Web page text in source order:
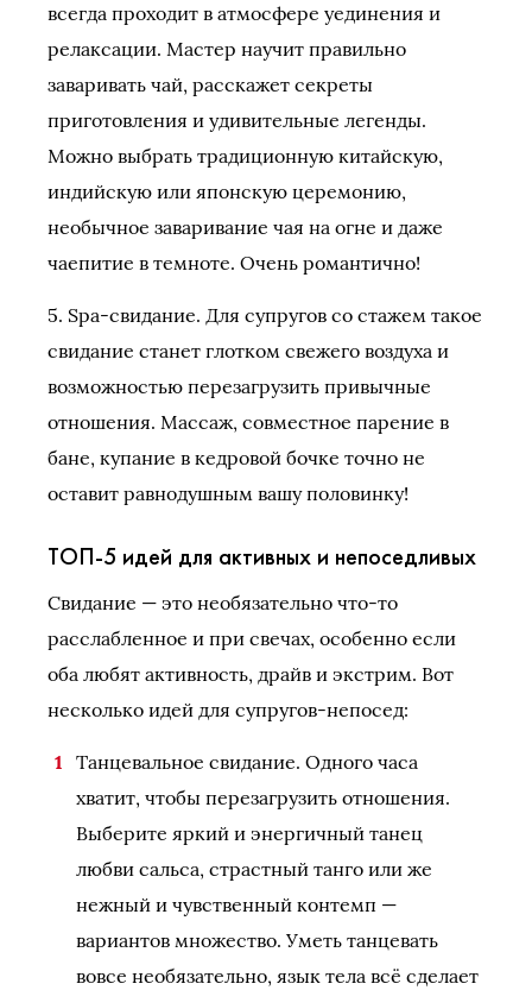
всегда проходит в атмосфере уединения и
релаксации. Мастер научит правильно
заваривать чай, расскажет секреты
приготовления и удивительные легенды.
Можно выбрать традиционную китайскую,
индийскую или японскую церемонию,
необычное заваривание чая на огне и даже
чаепитие в темноте. Очень романтично!
5. Spa-свидание. Для супругов со стажем такое
свидание станет глотком свежего воздуха и
возможностью перезагрузить привычные
отношения. Массаж, совместное парение в
бане, купание в кедровой бочке точно не
оставит равнодушным вашу половинку!
ТОП-5 идей для активных и непоседливых
Свидание — это необязательно что-то
расслабленное и при свечах, особенно если
оба любят активность, драйв и экстрим. Вот
несколько идей для супругов-непосед:
Танцевальное свидание. Одного часа
хватит, чтобы перезагрузить отношения.
Выберите яркий и энергичный танец
любви сальса, страстный танго или же
нежный и чувственный контемп —
вариантов множество. Уметь танцевать
вовсе необязательно, язык тела всё сделает